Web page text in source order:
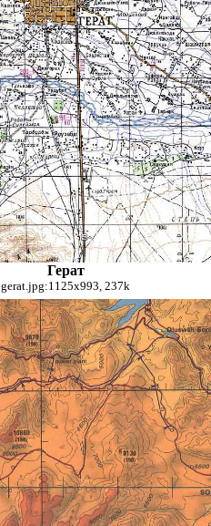
Герат
gerat.jpg:1125x993, 237k